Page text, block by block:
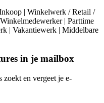
| Winkelwerk / Retail /
| Parttime
| Vakantiewerk | Middelbare
in je mailbox
en vergeet je e-